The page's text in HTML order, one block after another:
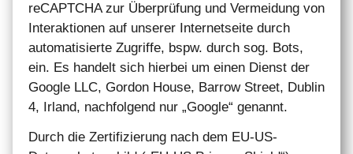
reCAPTCHA zur Überprüfung und Vermeidung von
Interaktionen auf unserer Internetseite durch
automatisierte Zugriffe, bspw. durch sog. Bots,
ein. Es handelt sich hierbei um einen Dienst der
Google LLC, Gordon House, Barrow Street, Dublin
4, Irland, nachfolgend nur „Google“ genannt.
Durch die Zertifizierung nach dem EU-US-